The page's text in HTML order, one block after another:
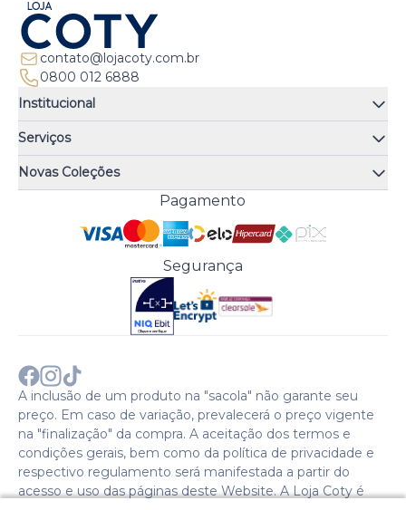
contato@lojacoty.com.br
0800 012 6888
Institucional
Quem somos
Quiz de fragrâncias
Trocas e Devoluções
Troque Fácil
Perguntas Frequentes
Política de Pagamento
Política de Entrega
Política de Privacidade
Comprar com CNPJ?
Sobre a COTY no mundo
Serviços
Atendimento
Meus Pedidos
Trabalhe Conosco
Preferências de Cookies
Novas Coleções
Cenoura & Bronze
Pagamento
Segurança
A inclusão de um produto na "sacola" não garante seu
preço. Em caso de variação, prevalecerá o preço vigente
na "finalização" da compra. A aceitação dos termos e
condições gerais, bem como da política de privacidade e
respectivo regulamento será manifestada a partir do
acesso e uso das páginas deste Website. A Loja Coty é